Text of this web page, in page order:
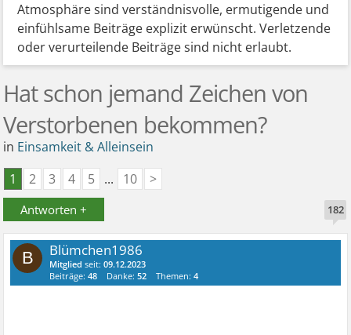
Atmosphäre sind verständnisvolle, ermutigende und
einfühlsame Beiträge explizit erwünscht. Verletzende
oder verurteilende Beiträge sind nicht erlaubt.
Hat schon jemand Zeichen von
Verstorbenen bekommen?
in Einsamkeit & Alleinsein
1
2 3 4 5 ... 10 >
Antworten + 182
B Blümchen1986
Mitglied seit:09.12.2023
Beiträge:48 Danke:52 Themen:4